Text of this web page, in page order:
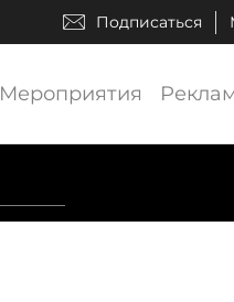
Подписаться
Мероприятия